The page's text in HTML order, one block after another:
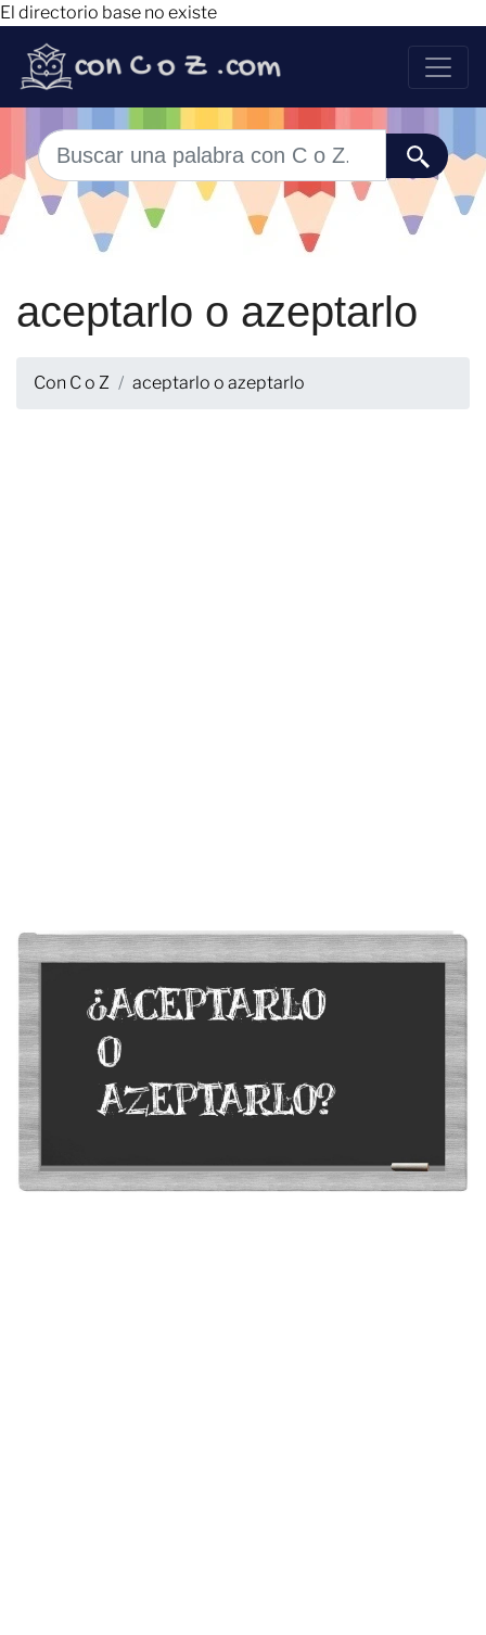
El directorio base no existe
aceptarlo o azeptarlo
Con C o Z aceptarlo o azeptarlo